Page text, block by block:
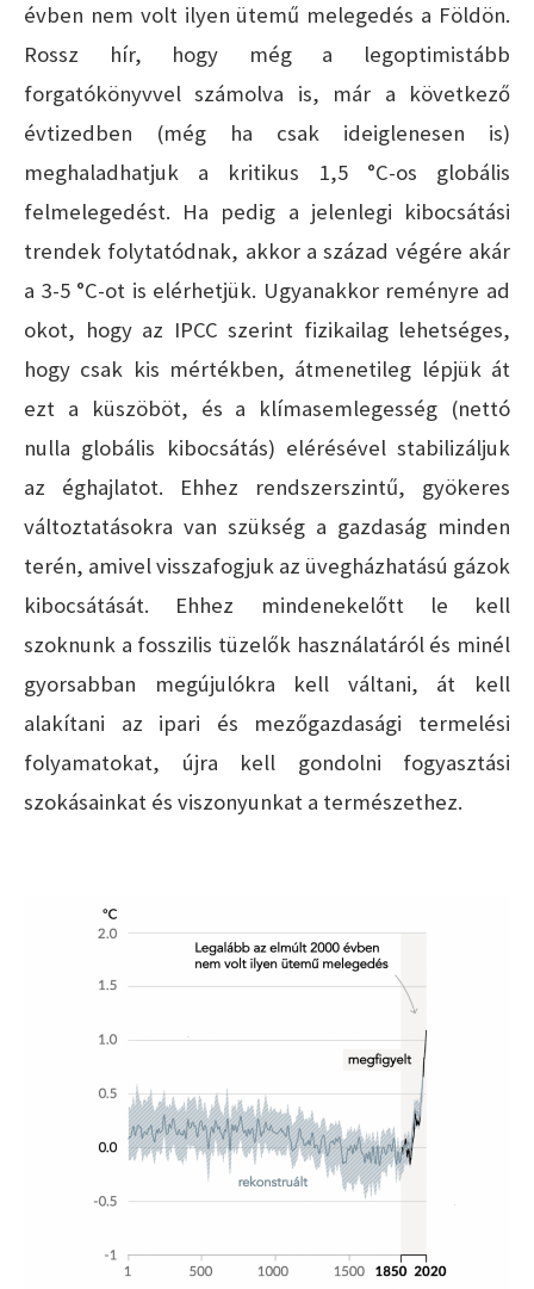
évben nem volt ilyen ütemű melegedés a Földön.
Rossz hír, hogy még a legoptimistább
forgatókönyvvel számolva is, már a következő
évtizedben (még ha csak ideiglenesen is)
meghaladhatjuk a kritikus 1,5 °C-os globális
felmelegedést. Ha pedig a jelenlegi kibocsátási
trendek folytatódnak, akkor a század végére akár
a 3-5 °C-ot is elérhetjük. Ugyanakkor reményre ad
okot, hogy az IPCC szerint fizikailag lehetséges,
hogy csak kis mértékben, átmenetileg lépjük át
ezt a küszöböt, és a klímasemlegesség (nettó
nulla globális kibocsátás) elérésével stabilizáljuk
az éghajlatot. Ehhez rendszerszintű, gyökeres
változtatásokra van szükség a gazdaság minden
terén, amivel visszafogjuk az üvegházhatású gázok
kibocsátását. Ehhez mindenekelőtt le kell
szoknunk a fosszilis tüzelők használatáról és minél
gyorsabban megújulókra kell váltani, át kell
alakítani az ipari és mezőgazdasági termelési
folyamatokat, újra kell gondolni fogyasztási
szokásainkat és viszonyunkat a természethez.